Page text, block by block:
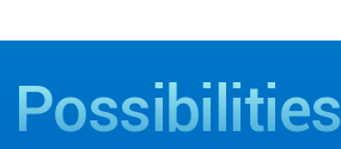
Possibilities